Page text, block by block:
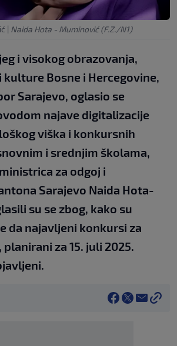
| Naida Hota - Muminović (F.Z./N1)
i visokog obrazovanja,
kulture Bosne i Hercegovine,
Sarajevo, oglasio se
najave digitalizacije
viška i konkursnih
i srednjim školama,
za odgoj i
Sarajevo Naida Hota-
su se zbog, kako su
da najavljeni konkursi za
za 15. juli 2025.